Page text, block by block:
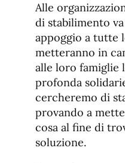
Alle
di stabilimento
appoggio a tutte
metteranno in
alle loro famiglie
profonda
cercheremo di
provando a
cosa al fine di
soluzione.